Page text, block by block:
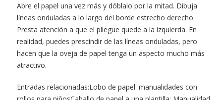
Abre el papel una vez más y dóblalo por la mitad. Dibuja
líneas onduladas a lo largo del borde estrecho derecho.
Presta atención a que el pliegue quede a la izquierda. En
realidad, puedes prescindir de las líneas onduladas, pero
hacen que la oveja de papel tenga un aspecto mucho más
atractivo.
Entradas relacionadas:Lobo de papel: manualidades con